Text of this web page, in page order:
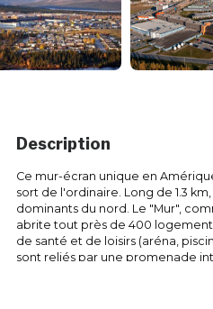
Description
Ce mur-écran unique en
sort de l'ordinaire. Long de 1.3
dominants du nord. Le "Mur",
abrite tout près de 400
de santé et de loisirs (aréna,
sont reliés par une promenade